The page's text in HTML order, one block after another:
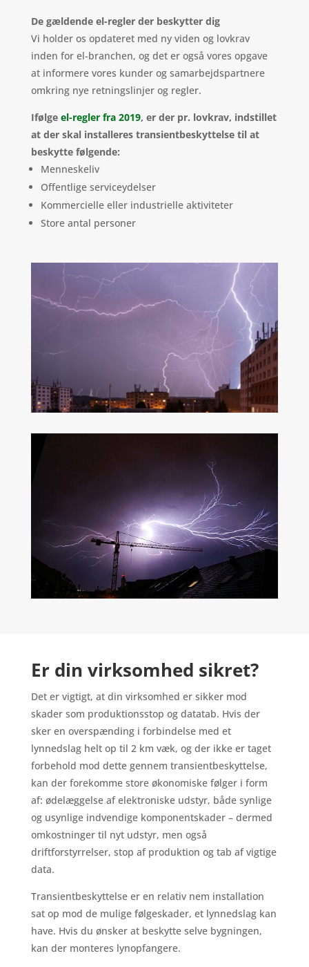
De gældende el-regler der beskytter dig
Vi holder os opdateret med ny viden og lovkrav
inden for el-branchen, og det er også vores opgave
at informere vores kunder og samarbejdspartnere
omkring nye retningslinjer og regler.
Ifølge el-regler fra 2019, er der pr. lovkrav, indstillet
at der skal installeres transientbeskyttelse til at
beskytte følgende:
Menneskeliv
Offentlige serviceydelser
Kommercielle eller industrielle aktiviteter
Store antal personer
Er din virksomhed sikret?
Det er vigtigt, at din virksomhed er sikker mod
skader som produktionsstop og datatab. Hvis der
sker en overspænding i forbindelse med et
lynnedslag helt op til 2 km væk, og der ikke er taget
forbehold mod dette gennem transientbeskyttelse,
kan der forekomme store økonomiske følger i form
af: ødelæggelse af elektroniske udstyr, både synlige
og usynlige indvendige komponentskader – dermed
omkostninger til nyt udstyr, men også
driftforstyrrelser, stop af produktion og tab af vigtige
data.
Transientbeskyttelse er en relativ nem installation
sat op mod de mulige følgeskader, et lynnedslag kan
have. Hvis du ønsker at beskytte selve bygningen,
kan der monteres lynopfangere.